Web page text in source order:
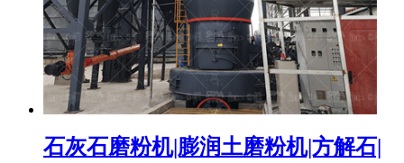
石灰石磨粉机|膨润土磨粉机|方解石|